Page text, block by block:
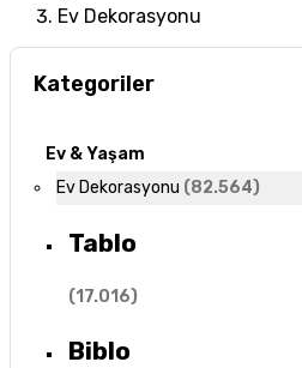
Ev Dekorasyonu
Kategoriler
Ev & Yaşam
Ev Dekorasyonu (82.564)
Tablo
(17.016)
Biblo